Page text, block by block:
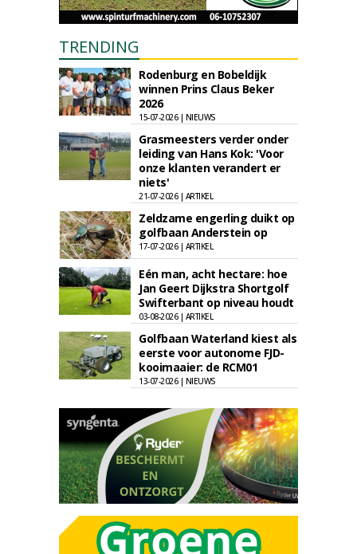
TRENDING
Rodenburg en Bobeldijk
winnen Prins Claus Beker
2026
15-07-2026 | NIEUWS
Grasmeesters verder onder
leiding van Hans Kok: 'Voor
onze klanten verandert er
niets'
21-07-2026 | ARTIKEL
Zeldzame engerling duikt op
golfbaan Anderstein op
17-07-2026 | ARTIKEL
Eén man, acht hectare: hoe
Jan Geert Dijkstra Shortgolf
Swifterbant op niveau houdt
03-08-2026 | ARTIKEL
Golfbaan Waterland kiest als
eerste voor autonome FJD-
kooimaaier: de RCM01
13-07-2026 | NIEUWS